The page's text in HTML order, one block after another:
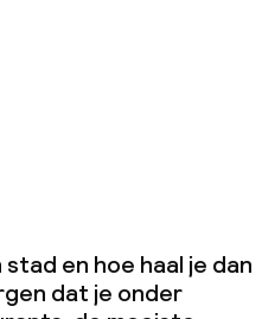
en hoe haal je dan
dat je onder